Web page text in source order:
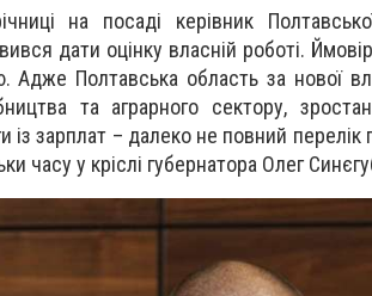
на посаді керівник
дати оцінку власній роботі.
Полтавська область за нової
та аграрного сектору,
із зарплат – далеко не повний
часу у кріслі губернатора Олег